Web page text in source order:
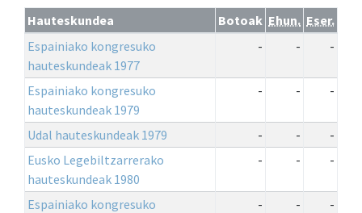
Hauteskundea Botoak Ehun. Eser.
Espainiako kongresuko
hauteskundeak 1977
- - -
Espainiako kongresuko
hauteskundeak 1979
- - -
Udal hauteskundeak 1979 - -
-
Eusko Legebiltzarrerako
hauteskundeak 1980
- - -
Espainiako kongresuko
- - -